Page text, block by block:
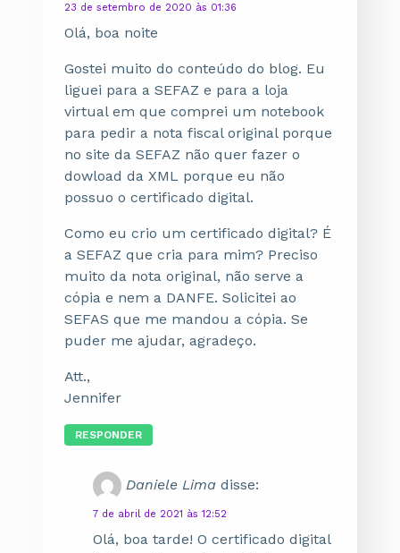
23 de setembro de 2020 às 01:36
Olá, boa noite
Gostei muito do conteúdo do blog. Eu
liguei para a SEFAZ e para a loja
virtual em que comprei um notebook
para pedir a nota fiscal original porque
no site da SEFAZ não quer fazer o
dowload da XML porque eu não
possuo o certificado digital.
Como eu crio um certificado digital? É
a SEFAZ que cria para mim? Preciso
muito da nota original, não serve a
cópia e nem a DANFE. Solicitei ao
SEFAS que me mandou a cópia. Se
puder me ajudar, agradeço.
Att.,
Jennifer
RESPONDER
Daniele Lima disse:
7 de abril de 2021 às 12:52
Olá, boa tarde! O certificado digital